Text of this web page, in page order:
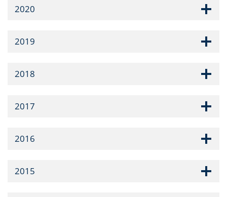
2020
2019
2018
2017
2016
2015